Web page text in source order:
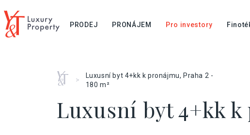
PRODEJ PRONÁJEM Pro investory
Home
>
Luxusní byt 4+kk k pronájmu, Praha 2 -
180 m²
Luxusní byt 4+kk k